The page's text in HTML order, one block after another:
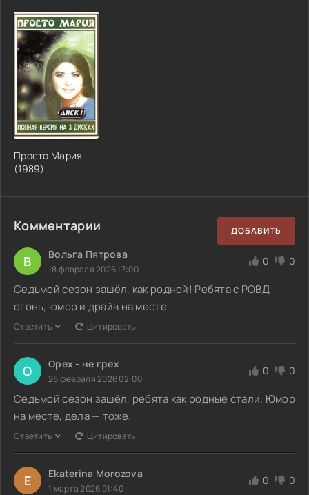
Просто Мария
(1989)
Комментарии ДОБАВИТЬ
В Вольга Пятрова
18 февраля 2026 17:00
0 0
Седьмой сезон зашёл, как родной! Ребята с РОВД
огонь, юмор и драйв на месте.
Ответить Цитировать
О Орех - не грех
26 февраля 2026 02:00
0 0
Седьмой сезон зашёл, ребята как родные стали. Юмор
на месте, дела — тоже.
Ответить Цитировать
E Ekaterina Morozova
1 марта 2026 01:40
0 0